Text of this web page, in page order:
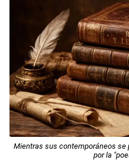
Mientras sus contemporáneos se
por la